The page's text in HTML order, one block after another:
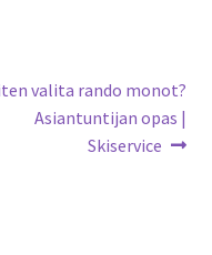
valita rando monot?
Asiantuntijan opas |
Skiservice